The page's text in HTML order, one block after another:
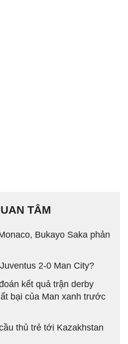
TÂM
Bukayo Saka phản
2-0 Man City?
kết quả trận derby
bại của Man xanh trước
thủ trẻ tới Kazakhstan